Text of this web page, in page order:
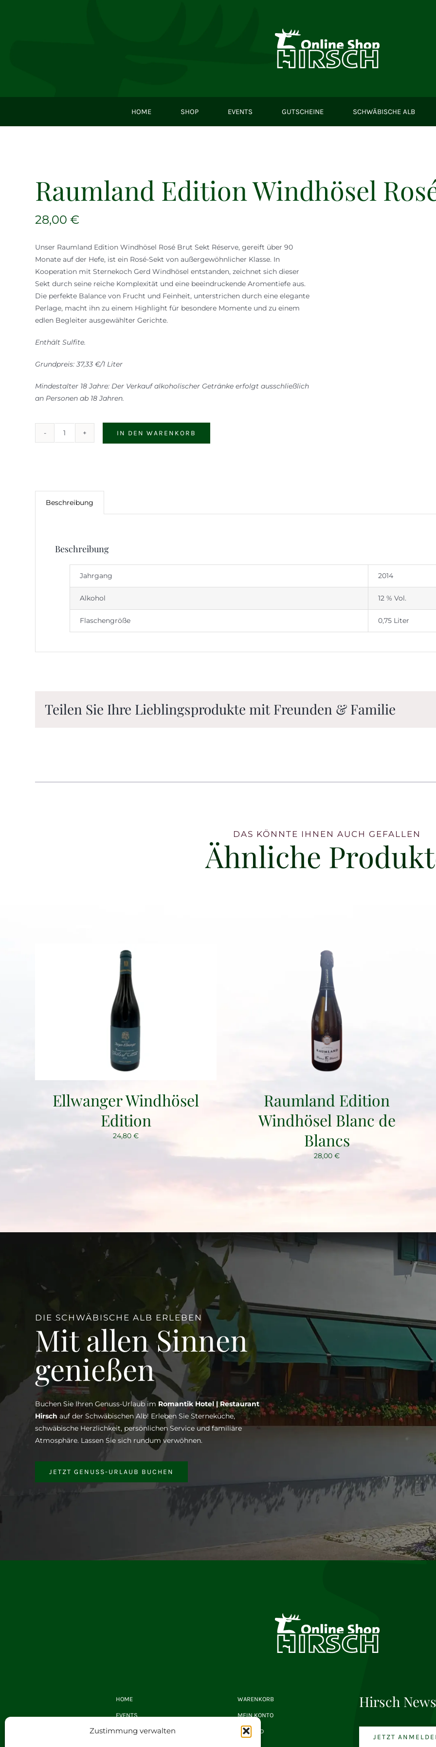
Zustimmung verwalten
HOME SHOP EVENTS GUTSCHEINE SCHWÄBISCHE ALB
Raumland Edition Windhösel
28,00 €
Unser Raumland Edition Windhösel Rosé Brut Sekt Réserve, gereift über 90
Monate auf der Hefe, ist ein Rosé-Sekt von außergewöhnlicher Klasse. In
Kooperation mit Sternekoch Gerd Windhösel entstanden, zeichnet sich dieser
Sekt durch seine reiche Komplexität und eine beeindruckende Aromentiefe aus.
Die perfekte Balance von Frucht und Feinheit, unterstrichen durch eine elegante
Perlage, macht ihn zu einem Highlight für besondere Momente und zu einem
edlen Begleiter ausgewählter Gerichte.
Enthält Sulfite.
Grundpreis: 37,33 €/1 Liter
Mindestalter 18 Jahre: Der Verkauf alkoholischer Getränke erfolgt ausschließlich
an Personen ab 18 Jahren.
Raumland
Menge
IN DEN WARENKORB
Beschreibung
Beschreibung
Jahrgang 2014
Alkohol 12 % Vol.
Flaschengröße 0,75 Liter
Teilen Sie Ihre Lieblingsprodukte mit Freunden & Familie
DAS KÖNNTE IHNEN AUCH GEFALLEN
Ähnliche
Ellwanger Windhösel
Edition
24,80€
Raumland Edition
Windhösel Blanc de
Blancs
28,00€
DIE SCHWÄBISCHE ALB ERLEBEN
Mit allen Sinnen
genießen
Buchen Sie Ihren Genuss-Urlaub im Romantik Hotel | Restaurant
Hirsch auf der Schwäbischen Alb! Erleben Sie Sterneküche,
schwäbische Herzlichkeit, persönlichen Service und familiäre
Atmosphäre. Lassen Sie sich rundum verwöhnen.
JETZT GENUSS-URLAUB BUCHEN
HOME
EVENTS
GUTSCHEINE
WARENKORB
MEIN KONTO
VERSAND
Hirsch
JETZT